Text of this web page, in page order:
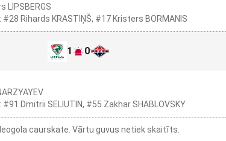
LIPSBERGS
#28 Rihards KRASTIŅŠ, #17 Kristers BORMANIS
1 0
#91 Dmitrii SELIUTIN, #55 Zakhar SHABLOVSKY
caurskate. Vārtu guvus netiek skaitīts.